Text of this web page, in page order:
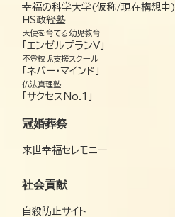
幸福の科学大学(仮称/現在構想中)
HS政経塾
天使を育てる幼児教育
「エンゼルプランV」
不登校児支援スクール
「ネバー・マインド」
仏法真理塾
「サクセスNo.1」
冠婚葬祭
来世幸福セレモニー
社会貢献
自殺防止サイト